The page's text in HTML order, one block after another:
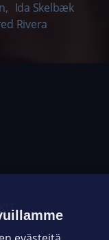
, Ida Skelbæk
Rivera